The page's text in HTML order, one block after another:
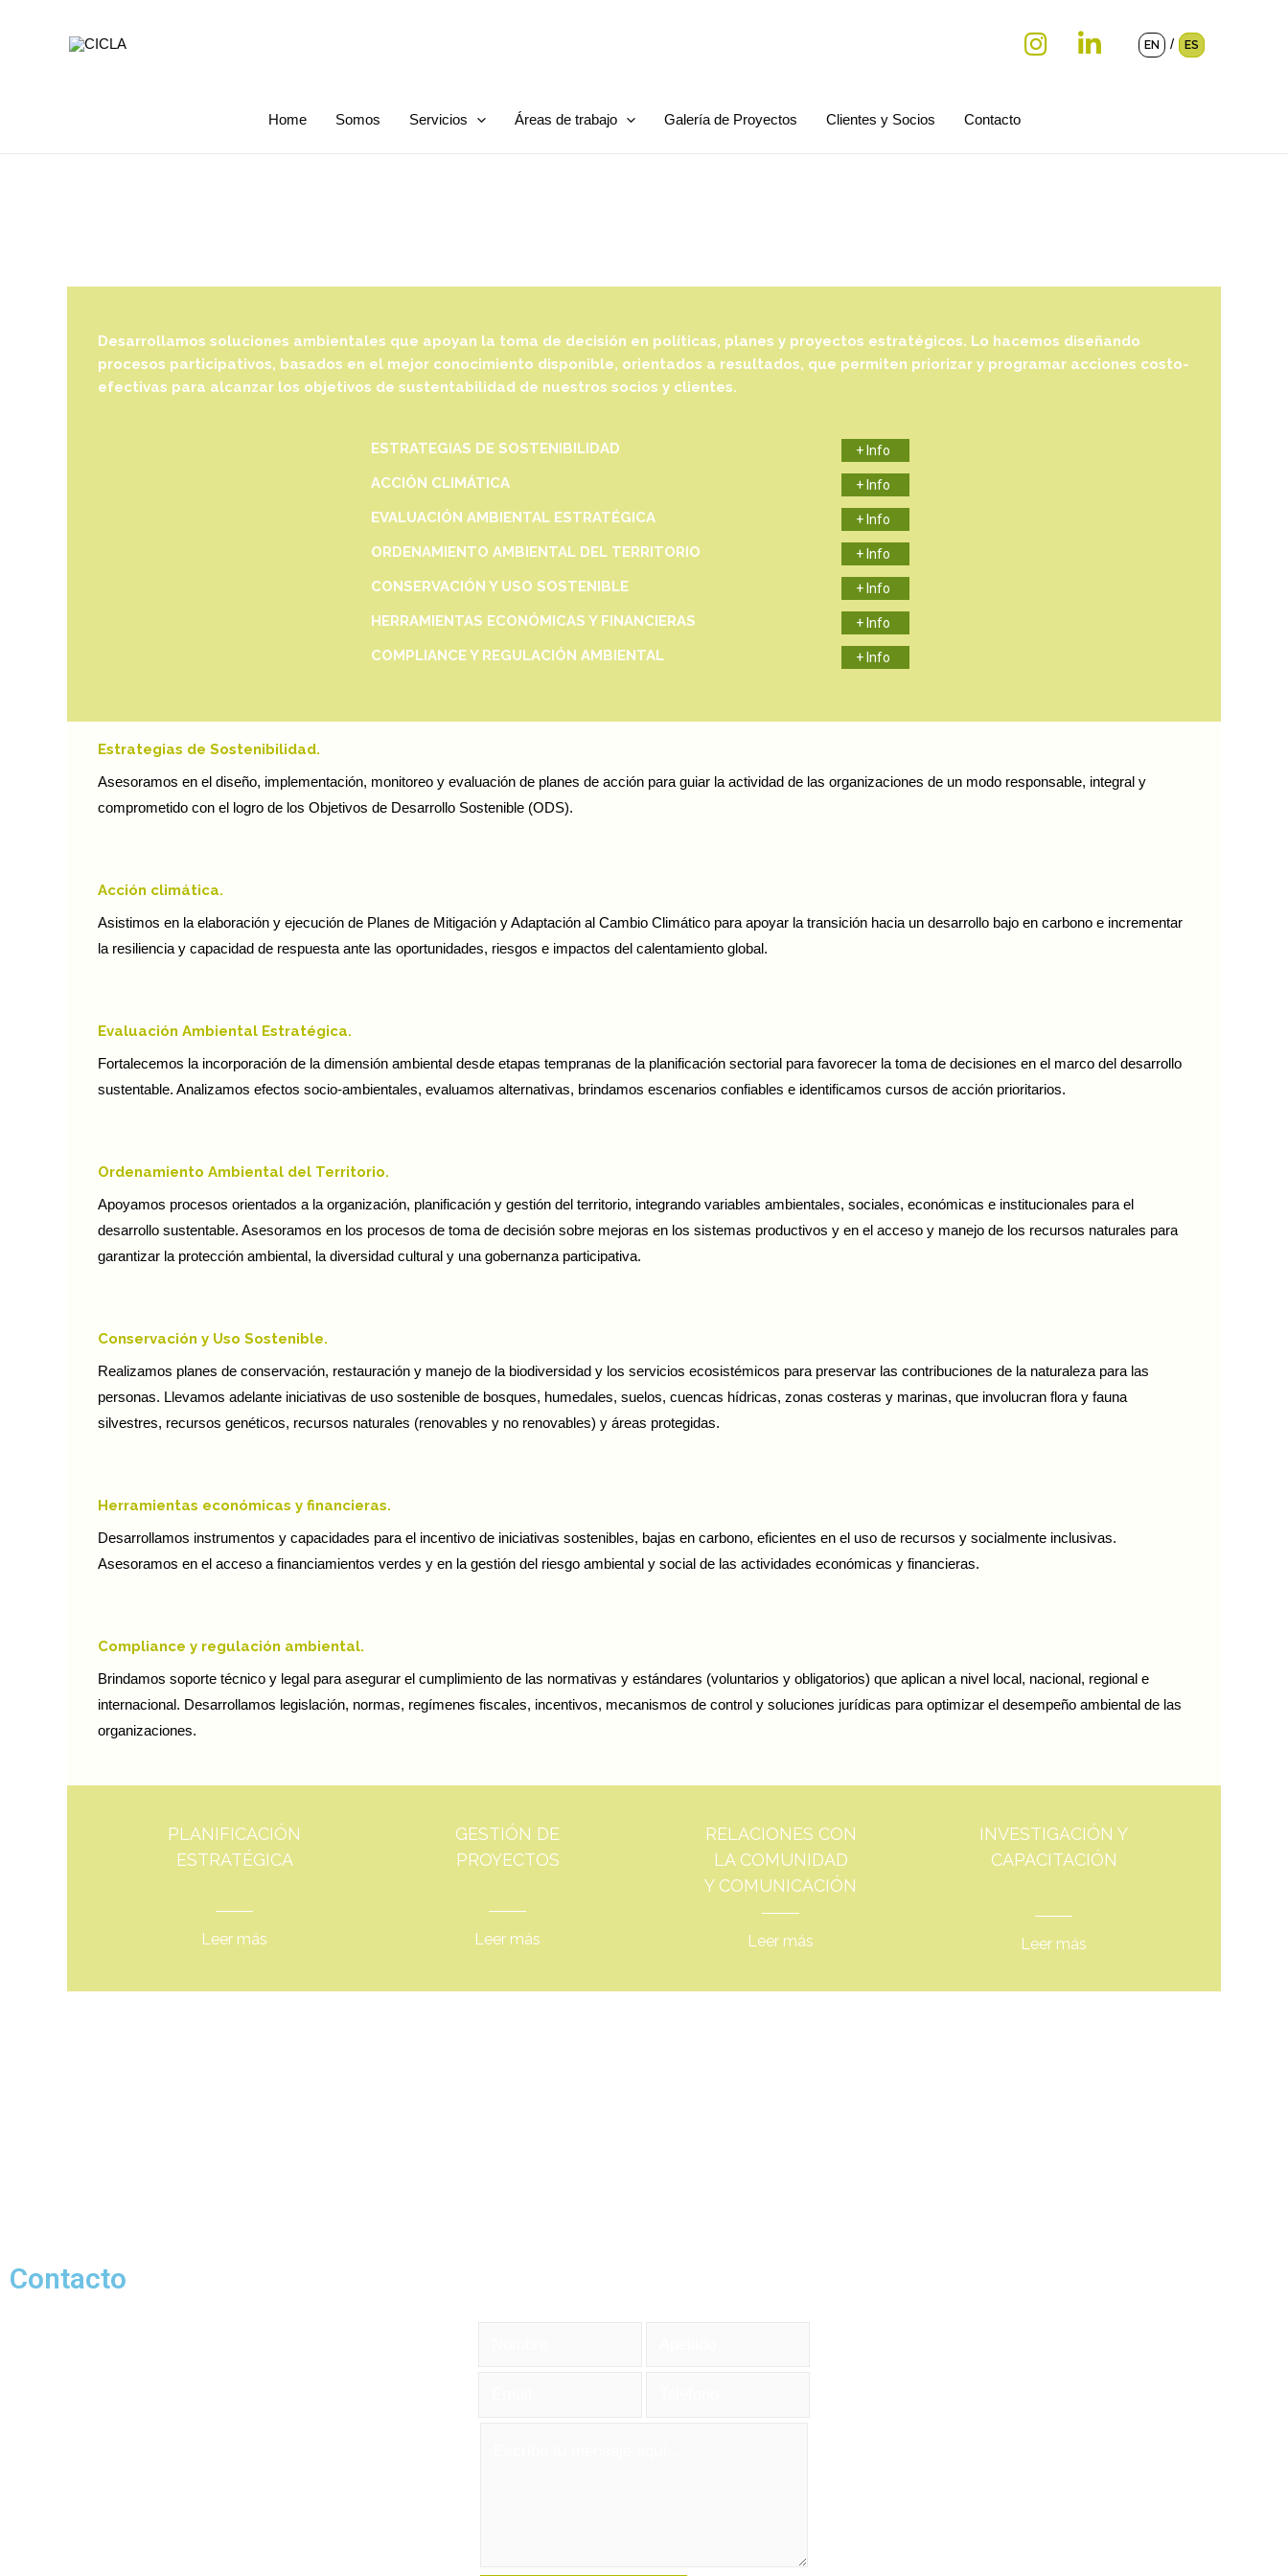
EN / ES
Home Somos Servicios Áreas de trabajo Galería de Proyectos Clientes y Socios Contacto
Desarrollamos soluciones ambientales que apoyan la toma de decisión en políticas, planes y proyectos estratégicos. Lo hacemos diseñando
procesos participativos, basados en el mejor conocimiento disponible, orientados a resultados, que permiten priorizar y programar acciones costo-
efectivas para alcanzar los objetivos de sustentabilidad de nuestros socios y clientes.
ESTRATEGIAS DE SOSTENIBILIDAD + Info
ACCIÓN CLIMÁTICA + Info
EVALUACIÓN AMBIENTAL ESTRATÉGICA + Info
ORDENAMIENTO AMBIENTAL DEL TERRITORIO + Info
CONSERVACIÓN Y USO SOSTENIBLE + Info
HERRAMIENTAS ECONÓMICAS Y FINANCIERAS + Info
COMPLIANCE Y REGULACIÓN AMBIENTAL + Info
Estrategias de Sostenibilidad.
Asesoramos en el diseño, implementación, monitoreo y evaluación de planes de acción para guiar la actividad de las organizaciones de un modo responsable, integral y
comprometido con el logro de los Objetivos de Desarrollo Sostenible (ODS).
Acción climática.
Asistimos en la elaboración y ejecución de Planes de Mitigación y Adaptación al Cambio Climático para apoyar la transición hacia un desarrollo bajo en carbono e incrementar
la resiliencia y capacidad de respuesta ante las oportunidades, riesgos e impactos del calentamiento global.
Evaluación Ambiental Estratégica.
Fortalecemos la incorporación de la dimensión ambiental desde etapas tempranas de la planificación sectorial para favorecer la toma de decisiones en el marco del desarrollo
sustentable. Analizamos efectos socio-ambientales, evaluamos alternativas, brindamos escenarios confiables e identificamos cursos de acción prioritarios.
Ordenamiento Ambiental del Territorio.
Apoyamos procesos orientados a la organización, planificación y gestión del territorio, integrando variables ambientales, sociales, económicas e institucionales para el
desarrollo sustentable. Asesoramos en los procesos de toma de decisión sobre mejoras en los sistemas productivos y en el acceso y manejo de los recursos naturales para
garantizar la protección ambiental, la diversidad cultural y una gobernanza participativa.
Conservación y Uso Sostenible.
Realizamos planes de conservación, restauración y manejo de la biodiversidad y los servicios ecosistémicos para preservar las contribuciones de la naturaleza para las
personas. Llevamos adelante iniciativas de uso sostenible de bosques, humedales, suelos, cuencas hídricas, zonas costeras y marinas, que involucran flora y fauna
silvestres, recursos genéticos, recursos naturales (renovables y no renovables) y áreas protegidas.
Herramientas económicas y financieras.
Desarrollamos instrumentos y capacidades para el incentivo de iniciativas sostenibles, bajas en carbono, eficientes en el uso de recursos y socialmente inclusivas.
Asesoramos en el acceso a financiamientos verdes y en la gestión del riesgo ambiental y social de las actividades económicas y financieras.
Compliance y regulación ambiental.
Brindamos soporte técnico y legal para asegurar el cumplimiento de las normativas y estándares (voluntarios y obligatorios) que aplican a nivel local, nacional, regional e
internacional. Desarrollamos legislación, normas, regímenes fiscales, incentivos, mecanismos de control y soluciones jurídicas para optimizar el desempeño ambiental de las
organizaciones.
PLANIFICACIÓN
ESTRATÉGICA
Leer más
GESTIÓN DE
PROYECTOS
Leer más
RELACIONES CON
LA COMUNIDAD
Y COMUNICACIÓN
Leer más
INVESTIGACIÓN Y
CAPACITACIÓN
Leer más
Contacto